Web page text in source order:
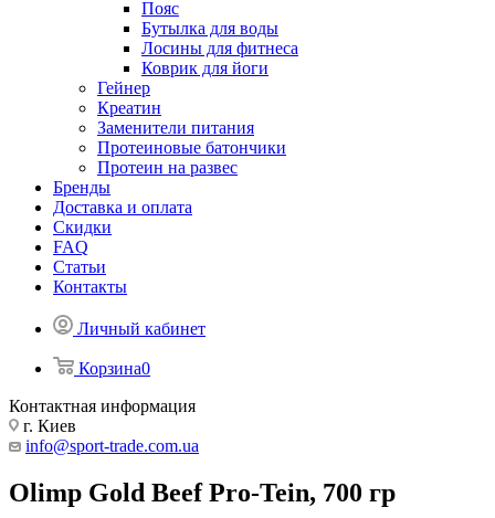
Пояс
Бутылка для воды
Лосины для фитнеса
Коврик для йоги
Гейнер
Креатин
Заменители питания
Протеиновые батончики
Протеин на развес
Бренды
Доставка и оплата
Скидки
FAQ
Статьи
Контакты
Личный кабинет
Корзина0
Контактная информация
г. Киев
info@sport-trade.com.ua
Olimp Gold Beef Pro-Tein, 700 гр